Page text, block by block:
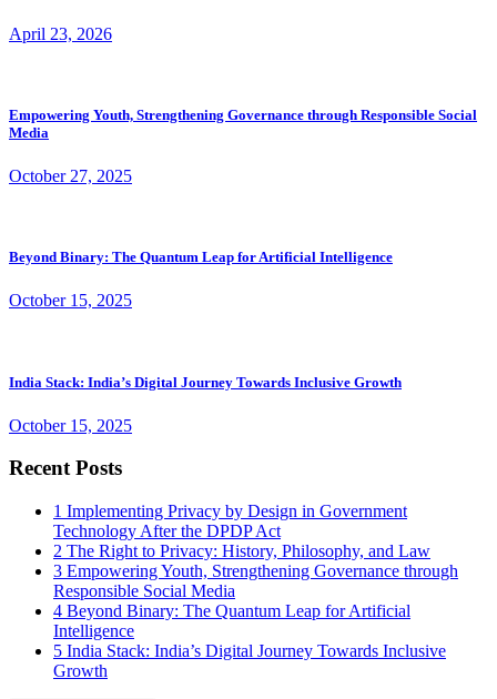
April 23, 2026
Empowering Youth, Strengthening Governance through Responsible Social
Media
October 27, 2025
Beyond Binary: The Quantum Leap for Artificial Intelligence
October 15, 2025
India Stack: India’s Digital Journey Towards Inclusive Growth
October 15, 2025
Recent Posts
1 Implementing Privacy by Design in Government
Technology After the DPDP Act
2 The Right to Privacy: History, Philosophy, and Law
3 Empowering Youth, Strengthening Governance through
Responsible Social Media
4 Beyond Binary: The Quantum Leap for Artificial
Intelligence
5 India Stack: India’s Digital Journey Towards Inclusive
Growth